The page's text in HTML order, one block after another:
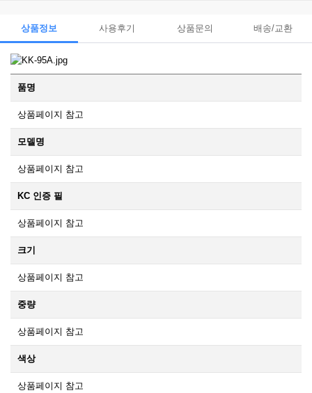
상품정보 사용후기 상품문의 배송/교환
품명
상품페이지 참고
모델명
상품페이지 참고
KC 인증 필
상품페이지 참고
크기
상품페이지 참고
중량
상품페이지 참고
색상
상품페이지 참고